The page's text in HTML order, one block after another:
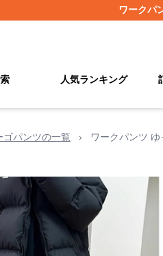
ワークパ
人気ランキング
ゴパンツの一覧 › ワークパンツ